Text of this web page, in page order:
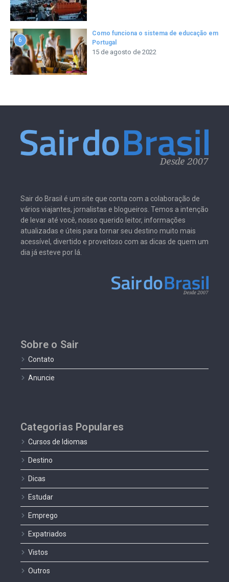
6
Como funciona o sistema de educação em
Portugal
15 de agosto de 2022
Sair do Brasil é um site que conta com a colaboração de
vários viajantes, jornalistas e blogueiros. Temos a intenção
de levar até você, nosso querido leitor, informações
atualizadas e úteis para tornar seu destino muito mais
acessível, divertido e proveitoso com as dicas de quem um
dia já esteve por lá.
Sobre o Sair
Contato
Anuncie
Categorias Populares
Cursos de Idiomas
Destino
Dicas
Estudar
Emprego
Expatriados
Vistos
Outros